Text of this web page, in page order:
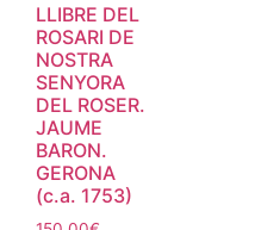
LLIBRE DEL
ROSARI DE
NOSTRA
SENYORA
DEL ROSER.
JAUME
BARON.
GERONA
(c.a. 1753)